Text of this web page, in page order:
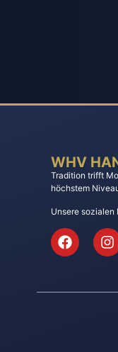
WHV
Tradition trifft
höchstem
Unsere